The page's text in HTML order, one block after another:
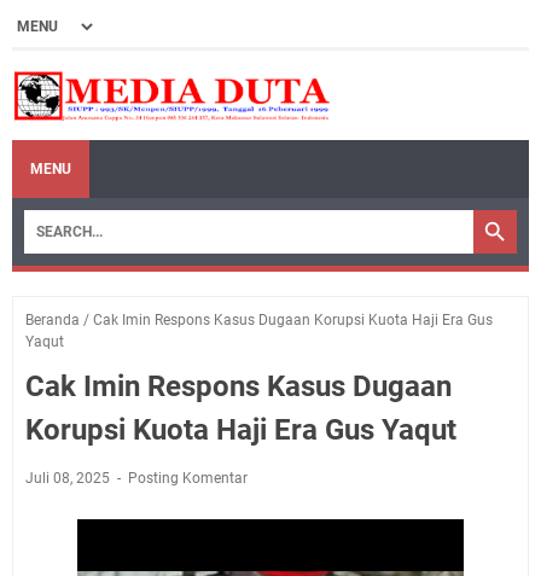
MENU
Beranda / Cak Imin Respons Kasus Dugaan Korupsi Kuota Haji Era Gus
Yaqut
Cak Imin Respons Kasus Dugaan
Korupsi Kuota Haji Era Gus Yaqut
Juli 08, 2025 Posting Komentar